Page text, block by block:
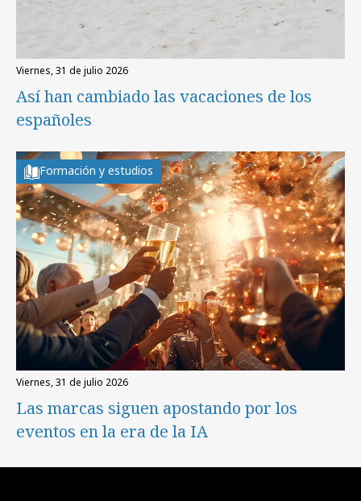
viernes, 31 de julio 2026
Así han cambiado las vacaciones de los
españoles
Formación y estudios
viernes, 31 de julio 2026
Las marcas siguen apostando por los
eventos en la era de la IA